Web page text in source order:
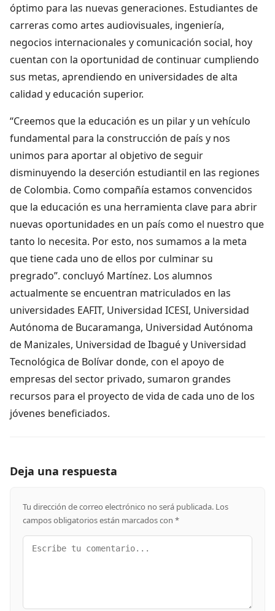
óptimo para las nuevas generaciones. Estudiantes de
carreras como artes audiovisuales, ingeniería,
negocios internacionales y comunicación social, hoy
cuentan con la oportunidad de continuar cumpliendo
sus metas, aprendiendo en universidades de alta
calidad y educación superior.
“Creemos que la educación es un pilar y un vehículo
fundamental para la construcción de país y nos
unimos para aportar al objetivo de seguir
disminuyendo la deserción estudiantil en las regiones
de Colombia. Como compañía estamos convencidos
que la educación es una herramienta clave para abrir
nuevas oportunidades en un país como el nuestro que
tanto lo necesita. Por esto, nos sumamos a la meta
que tiene cada uno de ellos por culminar su
pregrado”. concluyó Martínez. Los alumnos
actualmente se encuentran matriculados en las
universidades EAFIT, Universidad ICESI, Universidad
Autónoma de Bucaramanga, Universidad Autónoma
de Manizales, Universidad de Ibagué y Universidad
Tecnológica de Bolívar donde, con el apoyo de
empresas del sector privado, sumaron grandes
recursos para el proyecto de vida de cada uno de los
jóvenes beneficiados.
Deja una respuesta
Tu dirección de correo electrónico no será publicada. Los
campos obligatorios están marcados con *